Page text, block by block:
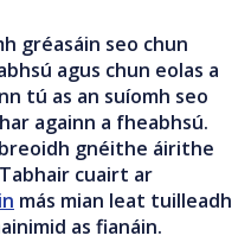
gréasáin seo chun
agus chun eolas a
tú as an suíomh seo
againn a fheabhsú.
gnéithe áirithe
cuairt ar
más mian leat tuilleadh
as fianáin.